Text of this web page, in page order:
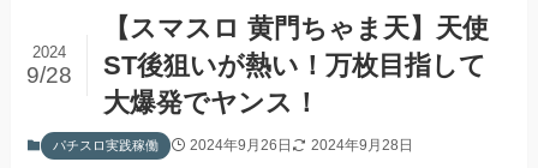
【スマスロ 黄門ちゃま天】天使
ST後狙いが熱い！万枚目指して
大爆発でヤンス！
2024
9/28
パチスロ実践稼働 2024年9月26日 2024年9月28日